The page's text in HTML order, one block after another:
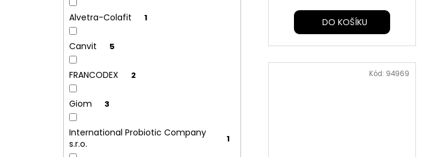
Alvetra-Colafit 1
Canvit 5
FRANCODEX 2
Giom 3
International Probiotic Company
s.r.o.
1
DO KOŠÍKU
Kód: 94969